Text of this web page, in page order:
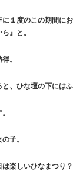
に１度のこの期間に
』と。
。
、ひな壇の下には
子。
楽しいひなまつり